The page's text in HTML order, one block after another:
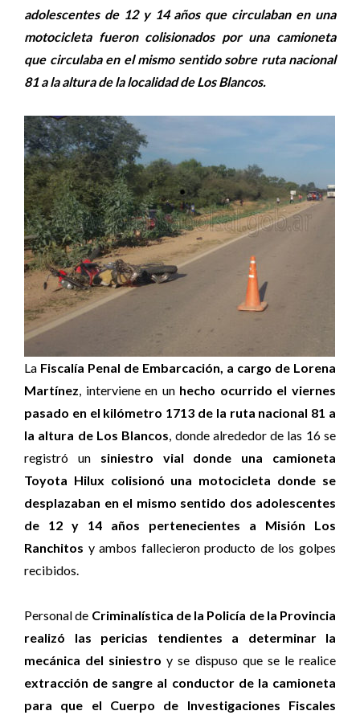
adolescentes de 12 y 14 años que circulaban en una
motocicleta fueron colisionados por una camioneta
que circulaba en el mismo sentido sobre ruta nacional
81 a la altura de la localidad de Los Blancos.
La Fiscalía Penal de Embarcación, a cargo de Lorena
Martínez, interviene en un hecho ocurrido el viernes
pasado en el kilómetro 1713 de la ruta nacional 81 a
la altura de Los Blancos, donde alrededor de las 16 se
registró un siniestro vial donde una camioneta
Toyota Hilux colisionó una motocicleta donde se
desplazaban en el mismo sentido dos adolescentes
de 12 y 14 años pertenecientes a Misión Los
Ranchitos y ambos fallecieron producto de los golpes
recibidos.
Personal de Criminalística de la Policía de la Provincia
realizó las pericias tendientes a determinar la
mecánica del siniestro y se dispuso que se le realice
extracción de sangre al conductor de la camioneta
para que el Cuerpo de Investigaciones Fiscales